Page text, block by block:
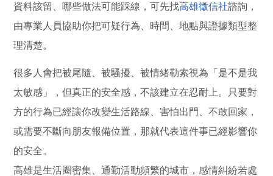
資料該留、哪些做法可能踩線，可先找高雄徵信社諮詢，
由專業人員協助你把可疑行為、時間、地點與證據類型整
理清楚。
很多人會把被尾隨、被騷擾、被情緒勒索視為「是不是我
太敏感」，但真正的安全感，不該建立在忍耐上。只要對
方的行為已經讓你改變生活路線、害怕出門、不敢回家，
或需要不斷向朋友報備位置，那就代表這件事已經影響你
的安全。
高雄是生活圈密集、通勤活動頻繁的城市，感情糾紛若處